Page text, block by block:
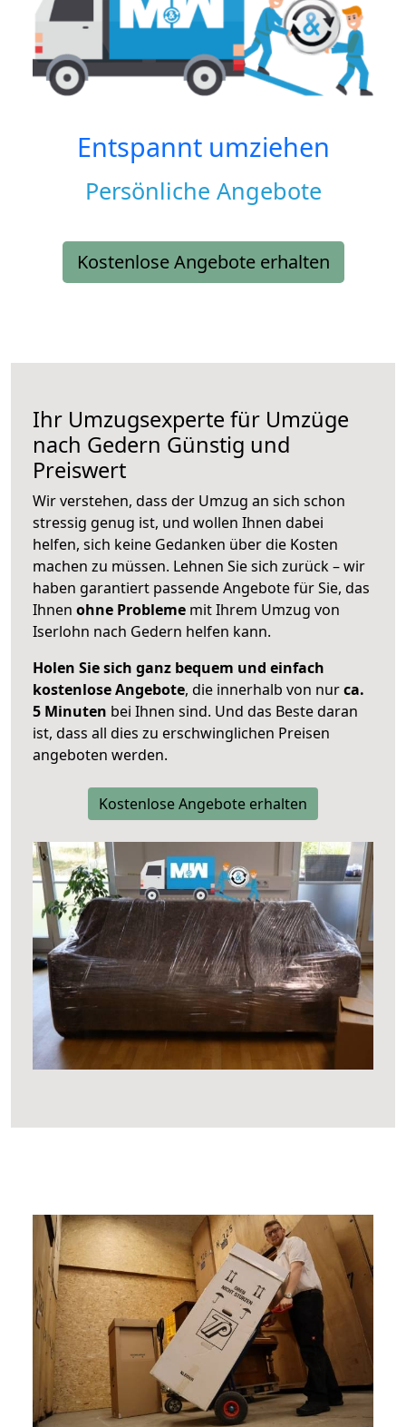
Entspannt umziehen
Persönliche Angebote
Kostenlose Angebote erhalten
Ihr Umzugsexperte für Umzüge
nach Gedern Günstig und
Preiswert
Wir verstehen, dass der Umzug an sich schon
stressig genug ist, und wollen Ihnen dabei
helfen, sich keine Gedanken über die Kosten
machen zu müssen. Lehnen Sie sich zurück – wir
haben garantiert passende Angebote für Sie, das
Ihnen ohne Probleme mit Ihrem Umzug von
Iserlohn nach Gedern helfen kann.
Holen Sie sich ganz bequem und einfach
kostenlose Angebote, die innerhalb von nurca.
5 Minuten bei Ihnen sind. Und das Beste daran
ist, dass all dies zu erschwinglichen Preisen
angeboten werden.
Kostenlose Angebote erhalten